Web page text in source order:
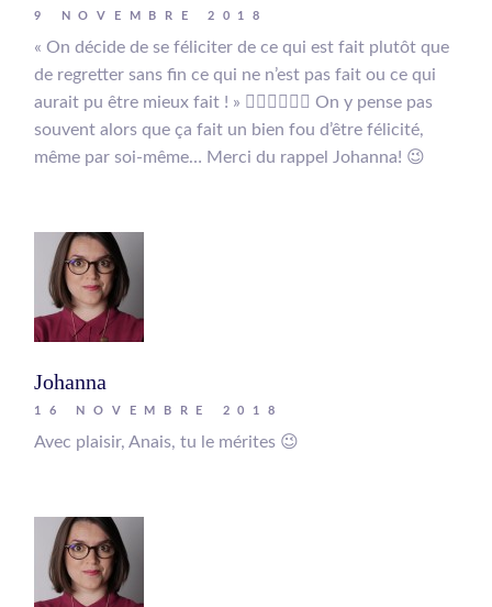
9 NOVEMBRE 2018
« On décide de se féliciter de ce qui est fait plutôt que
de regretter sans fin ce qui ne n’est pas fait ou ce qui
aurait pu être mieux fait ! » 👍🏾👍🏾👍🏾 On y pense pas
souvent alors que ça fait un bien fou d’être félicité,
même par soi-même… Merci du rappel Johanna! 😉
Johanna
16 NOVEMBRE 2018
Avec plaisir, Anais, tu le mérites 😉